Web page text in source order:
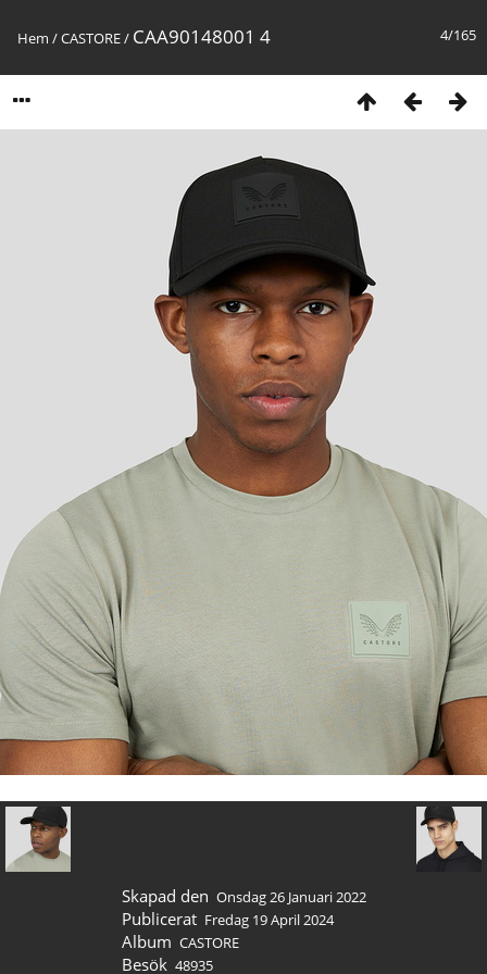
4/165
Hem /CASTORE/ CAA90148001 4
Skapad den Onsdag 26 Januari 2022
Publicerat Fredag 19 April 2024
Album CASTORE
Besök 48935